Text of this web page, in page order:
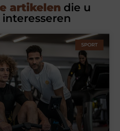
artikelen die u
SPORT